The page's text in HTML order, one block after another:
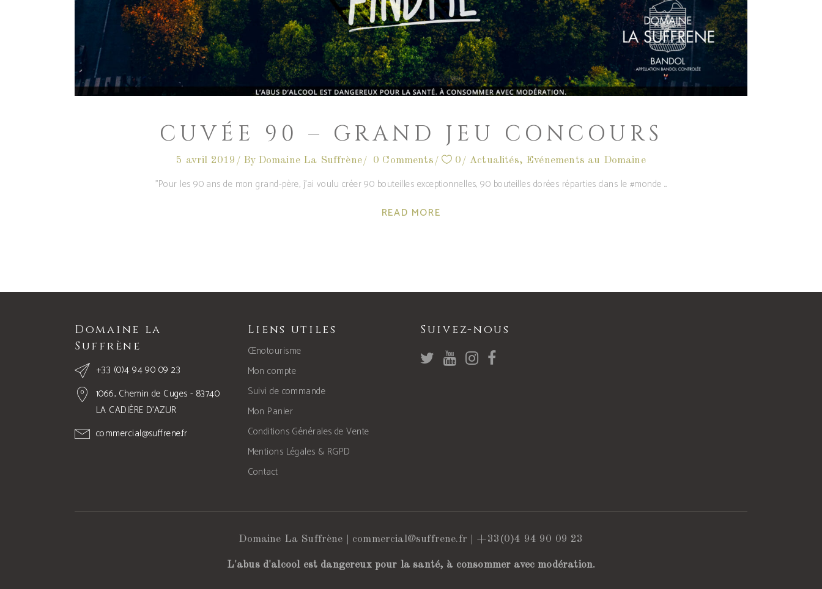
CUVÉE 90 – GRAND JEU CONCOURS
5 avril 2019 By Domaine La Suffrène 0 Comments 0 Actualités, Evénements au Domaine
"Pour les 90 ans de mon grand-père, j'ai voulu créer 90 bouteilles exceptionnelles, 90 bouteilles dorées réparties dans le #monde
READ MORE
Domaine la
Suffrène
+33 (0)4 94 90 09 23
1066, Chemin de Cuges - 83740
LA CADIÈRE D’AZUR
commercial@suffrene.fr
Liens utiles
Œnotourisme
Mon compte
Suivi de commande
Mon Panier
Conditions Générales de Vente
Mentions Légales & RGPD
Contact
Suivez-nous
Domaine La Suffrène | commercial@suffrene.fr +33(0)4 94 90 09 23
L'abus d'alcool est dangereux pour la santé, à consommer avec modération.